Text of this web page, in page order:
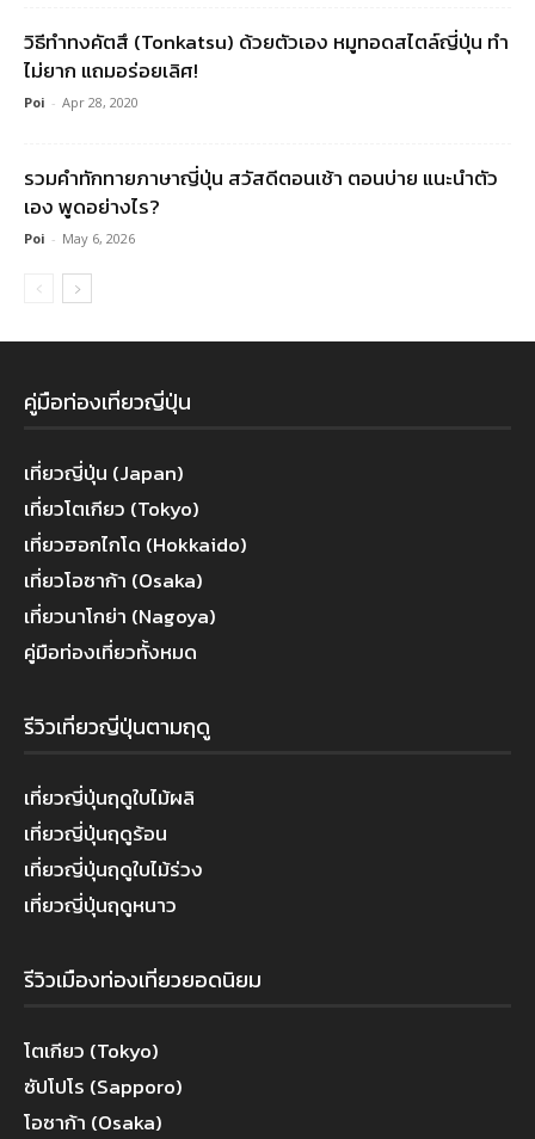
วิธีทำทงคัตสึ (Tonkatsu) ด้วยตัวเอง หมูทอดสไตล์ญี่ปุ่น ทำ
ไม่ยาก แถมอร่อยเลิศ!
Poi - Apr 28, 2020
รวมคําทักทายภาษาญี่ปุ่น สวัสดีตอนเช้า ตอนบ่าย แนะนำตัว
เอง พูดอย่างไร?
Poi - May 6, 2026
คู่มือท่องเที่ยวญี่ปุ่น
เที่ยวญี่ปุ่น (Japan)
เที่ยวโตเกียว (Tokyo)
เที่ยวฮอกไกโด (Hokkaido)
เที่ยวโอซาก้า (Osaka)
เที่ยวนาโกย่า (Nagoya)
คู่มือท่องเที่ยวทั้งหมด
รีวิวเที่ยวญี่ปุ่นตามฤดู
เที่ยวญี่ปุ่นฤดูใบไม้ผลิ
เที่ยวญี่ปุ่นฤดูร้อน
เที่ยวญี่ปุ่นฤดูใบไม้ร่วง
เที่ยวญี่ปุ่นฤดูหนาว
รีวิวเมืองท่องเที่ยวยอดนิยม
โตเกียว (Tokyo)
ซัปโปโร (Sapporo)
โอซาก้า (Osaka)